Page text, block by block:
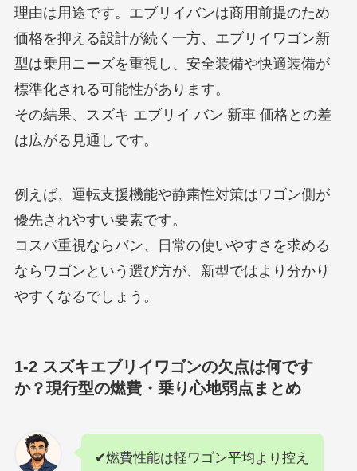
理由は用途です。エブリイバンは商用前提のため
価格を抑える設計が続く一方、エブリイワゴン新
型は乗用ニーズを重視し、安全装備や快適装備が
標準化される可能性があります。
その結果、スズキ エブリイ バン 新車 価格との差
は広がる見通しです。
例えば、運転支援機能や静粛性対策はワゴン側が
優先されやすい要素です。
コスパ重視ならバン、日常の使いやすさを求める
ならワゴンという選び方が、新型ではより分かり
やすくなるでしょう。
1-2 スズキエブリイワゴンの欠点は何です
か？現行型の燃費・乗り心地弱点まとめ
✔燃費性能は軽ワゴン平均より控え